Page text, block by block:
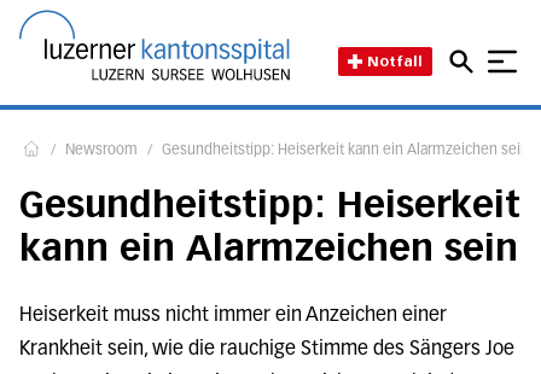
Notfall
/ Newsroom / Gesundheitstipp: Heiserkeit kann ein Alarmzeichen sein
Gesundheitstipp: Heiserkeit
kann ein Alarmzeichen sein
Heiserkeit muss nicht immer ein Anzeichen einer
Krankheit sein, wie die rauchige Stimme des Sängers Joe